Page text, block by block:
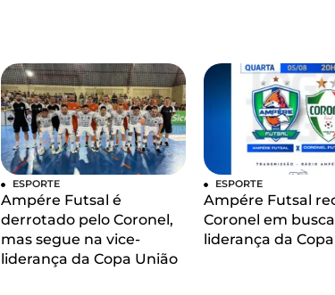
ESPORTE
Ampére Futsal é
derrotado pelo Coronel,
mas segue na vice-
liderança da Copa União
ESPORTE
Ampére Futsal
Coronel em
liderança da